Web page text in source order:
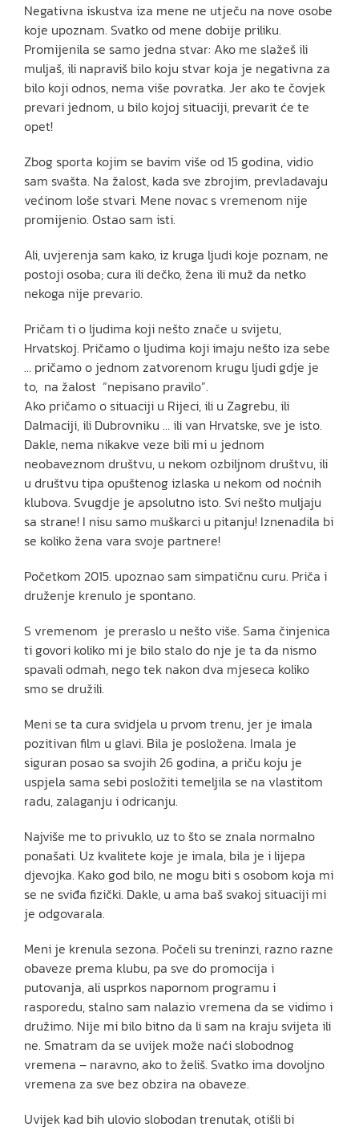
Negativna iskustva iza mene ne utječu na nove osobe
koje upoznam. Svatko od mene dobije priliku.
Promijenila se samo jedna stvar: Ako me slažeš ili
muljaš, ili napraviš bilo koju stvar koja je negativna za
bilo koji odnos, nema više povratka. Jer ako te čovjek
prevari jednom, u bilo kojoj situaciji, prevarit će te
opet!
Zbog sporta kojim se bavim više od 15 godina, vidio
sam svašta. Na žalost, kada sve zbrojim, prevladavaju
većinom loše stvari. Mene novac s vremenom nije
promijenio. Ostao sam isti.
Ali, uvjerenja sam kako, iz kruga ljudi koje poznam, ne
postoji osoba; cura ili dečko, žena ili muž da netko
nekoga nije prevario.
Pričam ti o ljudima koji nešto znače u svijetu,
Hrvatskoj. Pričamo o ljudima koji imaju nešto iza sebe
… pričamo o jednom zatvorenom krugu ljudi gdje je
to, na žalost “nepisano pravilo”.
Ako pričamo o situaciji u Rijeci, ili u Zagrebu, ili
Dalmaciji, ili Dubrovniku … ili van Hrvatske, sve je isto.
Dakle, nema nikakve veze bili mi u jednom
neobaveznom društvu, u nekom ozbiljnom društvu, ili
u društvu tipa opuštenog izlaska u nekom od noćnih
klubova. Svugdje je apsolutno isto. Svi nešto muljaju
sa strane! I nisu samo muškarci u pitanju! Iznenadila bi
se koliko žena vara svoje partnere!
Početkom 2015. upoznao sam simpatičnu curu. Priča i
druženje krenulo je spontano.
S vremenom je preraslo u nešto više. Sama činjenica
ti govori koliko mi je bilo stalo do nje je ta da nismo
spavali odmah, nego tek nakon dva mjeseca koliko
smo se družili.
Meni se ta cura svidjela u prvom trenu, jer je imala
pozitivan film u glavi. Bila je posložena. Imala je
siguran posao sa svojih 26 godina, a priču koju je
uspjela sama sebi posložiti temeljila se na vlastitom
radu, zalaganju i odricanju.
Najviše me to privuklo, uz to što se znala normalno
ponašati. Uz kvalitete koje je imala, bila je i lijepa
djevojka. Kako god bilo, ne mogu biti s osobom koja mi
se ne sviđa fizički. Dakle, u ama baš svakoj situaciji mi
je odgovarala.
Meni je krenula sezona. Počeli su treninzi, razno razne
obaveze prema klubu, pa sve do promocija i
putovanja, ali usprkos napornom programu i
rasporedu, stalno sam nalazio vremena da se vidimo i
družimo. Nije mi bilo bitno da li sam na kraju svijeta ili
ne. Smatram da se uvijek može naći slobodnog
vremena – naravno, ako to želiš. Svatko ima dovoljno
vremena za sve bez obzira na obaveze.
Uvijek kad bih ulovio slobodan trenutak, otišli bi